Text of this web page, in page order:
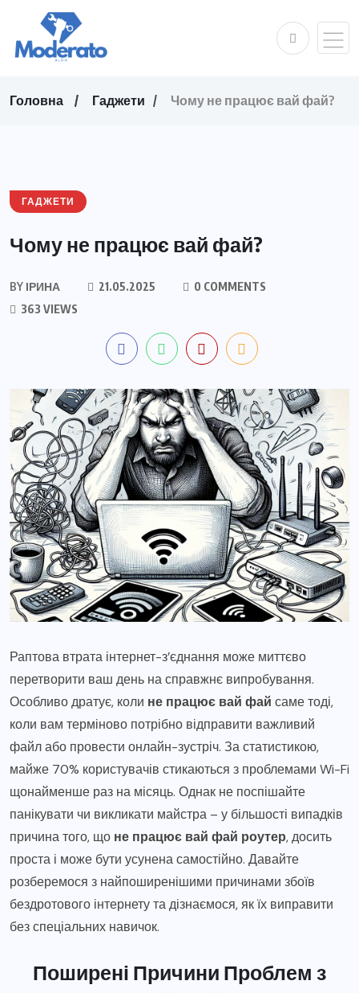
Головна Гаджети Чому не працює вай фай?
ГАДЖЕТИ
Чому не працює вай фай?
BY ІРИНА 21.05.2025
0 COMMENTS
363 VIEWS
Раптова втрата інтернет-з’єднання може миттєво
перетворити ваш день на справжнє випробування.
Особливо дратує, коли не працює вай фай саме тоді,
коли вам терміново потрібно відправити важливий
файл або провести онлайн-зустріч. За статистикою,
майже 70% користувачів стикаються з проблемами Wi-Fi
щонайменше раз на місяць. Однак не поспішайте
панікувати чи викликати майстра – у більшості випадків
причина того, що не працює вай фай роутер, досить
проста і може бути усунена самостійно. Давайте
розберемося з найпоширенішими причинами збоїв
бездротового інтернету та дізнаємося, як їх виправити
без спеціальних навичок.
Поширені Причини Проблем з